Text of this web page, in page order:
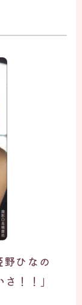
ひなの
！！」